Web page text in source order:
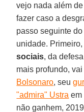
vejo nada além
fazer caso a
passo seguinte
unidade.
sociais, da
mais profundo,
Bolsonaro, seu
"admira" Ustra em
não ganhem,